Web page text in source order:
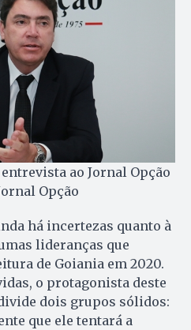
ao Jornal Opção
Opção
há incertezas quanto à
lideranças que
de Goiania em 2020.
o protagonista deste
dois grupos sólidos:
que ele tentará a